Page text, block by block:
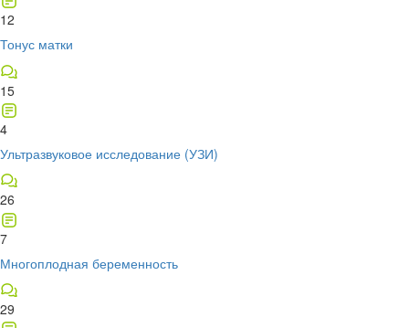
12
Тонус матки
15
4
Ультразвуковое исследование (УЗИ)
26
7
Многоплодная беременность
29